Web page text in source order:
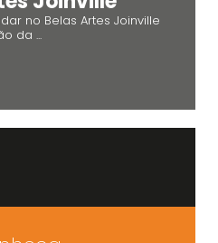
no Belas Artes Joinville
da ...